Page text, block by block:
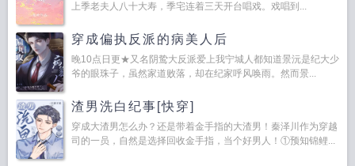
上季老夫人八十大寿，季宅连着三天开台唱戏。戏唱到...
穿成偏执反派的病美人后
晚10点日更★又名阴鸷大反派爱上我宁城人都知道景沅是纪大少
爷的眼珠子，虽然家道败落，却在纪家呼风唤雨。然而景...
渣男洗白纪事[快穿]
穿成大渣男怎么办？还是带着金手指的大渣男！秦泽川作为穿越
司的一员，自然是选择回收金手指，当个好男人！①预知锦鲤...